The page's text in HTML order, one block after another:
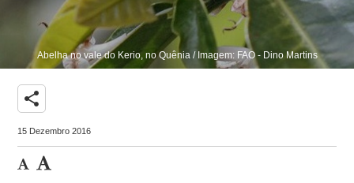
Abelha no vale do Kerio, no Quênia / Imagem: FAO - Dino Martins
share
15 Dezembro 2016